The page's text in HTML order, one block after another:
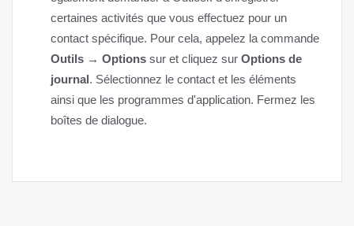
certaines activités que vous effectuez pour un
contact spécifique. Pour cela, appelez la commande
Outils → Options sur et cliquez sur Options de
journal. Sélectionnez le contact et les éléments
ainsi que les programmes d'application. Fermez les
boîtes de dialogue.